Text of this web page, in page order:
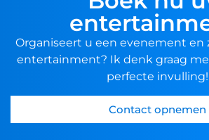
Organiseert u een evenement en
entertainment? Ik denk graag
perfecte invulling!
Contact opnemen